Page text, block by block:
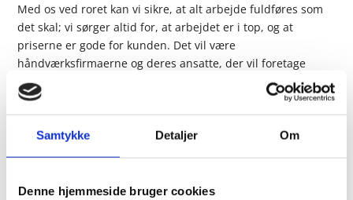
Samtykke Detaljer Om
Denne hjemmeside bruger cookies
Med os ved roret kan vi sikre, at alt arbejde fuldføres som
det skal; vi sørger altid for, at arbejdet er i top, og at
priserne er gode for kunden. Det vil være
håndværksfirmaerne og deres ansatte, der vil foretage
arbejdet på de enkelte løsninger, men vi klarer alt det
administrative arbejde og står for at koordinere og holde
overblikket over den pågældende opgave.